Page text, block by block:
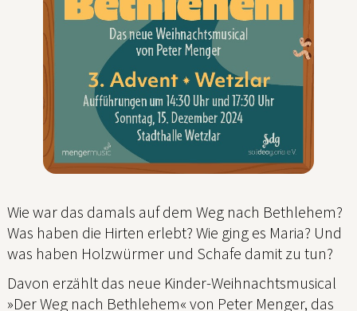
Wie war das damals auf dem Weg nach Bethlehem?
Was haben die Hirten erlebt? Wie ging es Maria? Und
was haben Holzwürmer und Schafe damit zu tun?
Davon erzählt das neue Kinder-Weihnachtsmusical
»Der Weg nach Bethlehem« von Peter Menger, das